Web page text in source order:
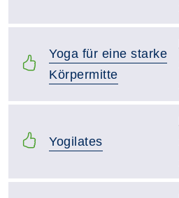
Yoga für eine starke
Körpermitte
Yogilates